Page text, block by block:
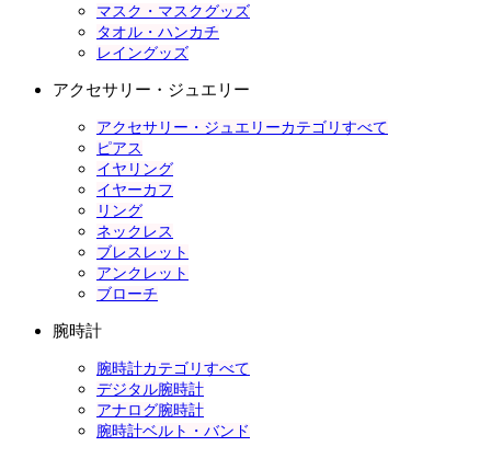
マスク・マスクグッズ
タオル・ハンカチ
レイングッズ
アクセサリー・ジュエリー
アクセサリー・ジュエリーカテゴリすべて
ピアス
イヤリング
イヤーカフ
リング
ネックレス
ブレスレット
アンクレット
ブローチ
腕時計
腕時計カテゴリすべて
デジタル腕時計
アナログ腕時計
腕時計ベルト・バンド